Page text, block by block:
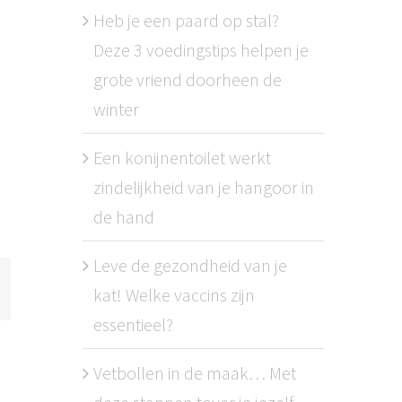
Heb je een paard op stal?
Deze 3 voedingstips helpen je
grote vriend doorheen de
winter
Een konijnentoilet werkt
zindelijkheid van je hangoor in
de hand
Leve de gezondheid van je
kat! Welke vaccins zijn
essentieel?
Vetbollen in de maak… Met